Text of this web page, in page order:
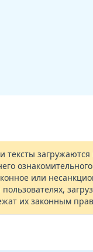
загружаются
или
их законным